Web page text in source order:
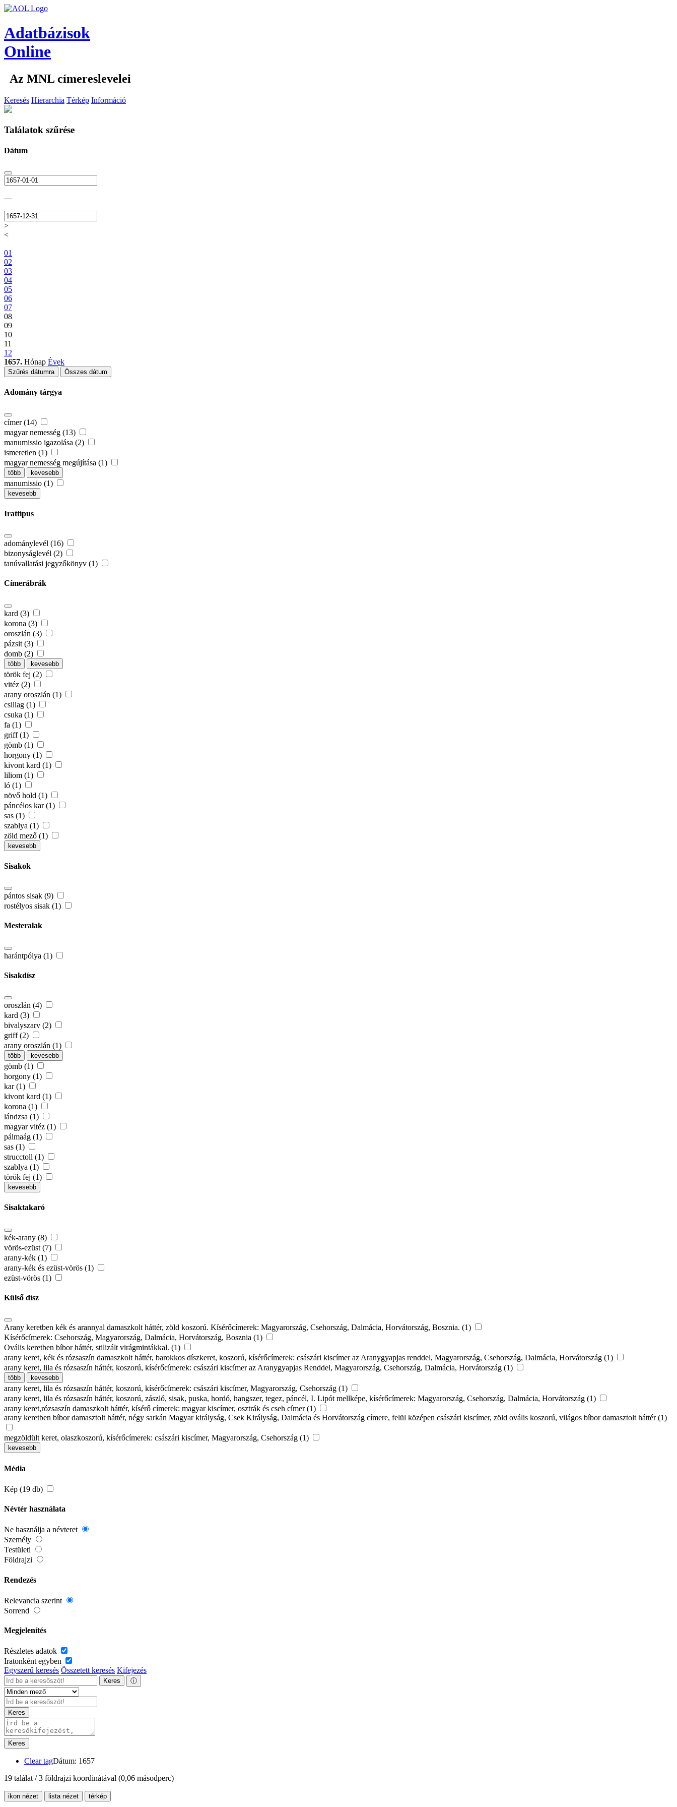
Adatbázisok
Online
Az MNL címereslevelei
Keresés Hierarchia Térkép Információ
Találatok szűrése
Dátum
—
>
<
01
02
03
04
05
06
07
08
09
10
11
12
1657. Hónap Évek
Szűrés dátumra Összes dátum
Adomány tárgya
címer (14)
magyar nemesség (13)
manumissio igazolása (2)
ismeretlen (1)
magyar nemesség megújítása (1)
több kevesebb
manumissio (1)
kevesebb
Irattípus
adománylevél (16)
bizonyságlevél (2)
tanúvallatási jegyzőkönyv (1)
Címerábrák
kard (3)
korona (3)
oroszlán (3)
pázsit (3)
domb (2)
több kevesebb
török fej (2)
vitéz (2)
arany oroszlán (1)
csillag (1)
csuka (1)
fa (1)
griff (1)
gömb (1)
horgony (1)
kivont kard (1)
liliom (1)
ló (1)
növő hold (1)
páncélos kar (1)
sas (1)
szablya (1)
zöld mező (1)
kevesebb
Sisakok
pántos sisak (9)
rostélyos sisak (1)
Mesteralak
harántpólya (1)
Sisakdísz
oroszlán (4)
kard (3)
bivalyszarv (2)
griff (2)
arany oroszlán (1)
több kevesebb
gömb (1)
horgony (1)
kar (1)
kivont kard (1)
korona (1)
lándzsa (1)
magyar vitéz (1)
pálmaág (1)
sas (1)
strucctoll (1)
szablya (1)
török fej (1)
kevesebb
Sisaktakaró
kék-arany (8)
vörös-ezüst (7)
arany-kék (1)
arany-kék és ezüst-vörös (1)
ezüst-vörös (1)
Külső dísz
Arany keretben kék és arannyal damaszkolt háttér, zöld koszorú. Kísérőcímerek: Magyarország, Csehország, Dalmácia, Horvátország, Bosznia. (1)
Kísérőcímerek: Csehország, Magyarország, Dalmácia, Horvátország, Bosznia (1)
Ovális keretben bíbor háttér, stilizált virágmintákkal. (1)
arany keret, kék és rózsaszín damaszkolt háttér, barokkos díszkeret, koszorú, kísérőcímerek: császári kiscímer az Aranygyapjas renddel, Magyarország, Csehország, Dalmácia, Horvátország (1)
arany keret, lila és rózsaszín háttér, koszorú, kísérőcímerek: császári kiscímer az Aranygyapjas Renddel, Magyarország, Csehország, Dalmácia, Horvátország (1)
több kevesebb
arany keret, lila és rózsaszín háttér, koszorú, kísérőcímerek: császári kiscímer, Magyarország, Csehország (1)
arany keret, lila és rózsaszín háttér, koszorú, zászló, sisak, puska, hordó, hangszer, tegez, páncél, I. Lipót mellképe, kísérőcímerek: Magyarország, Csehország, Dalmácia, Horvátország (1)
arany keret,rózsaszín damaszkolt háttér, kísérő címerek: magyar kiscímer, osztrák és cseh címer (1)
arany keretben bíbor damasztolt háttér, négy sarkán Magyar királyság, Csek Királyság, Dalmácia és Horvátország címere, felül középen császári kiscímer, zöld ovális koszorú, világos bíbor damasztolt háttér (1)
megzöldült keret, olaszkoszorú, kísérőcímerek: császári kiscímer, Magyarország, Csehország (1)
kevesebb
Média
Kép (19 db)
Névtér használata
Ne használja a névteret
Személy
Testületi
Földrajzi
Rendezés
Relevancia szerint
Sorrend
Megjelenítés
Részletes adatok
Iratonként egyben
Egyszerű keresés Összetett keresés Kifejezés
Keres ⓘ
Keres
Keres
Clear tagDátum: 1657
19 találat / 3 földrajzi koordinátával (0,06 másodperc)
ikon nézet lista nézet térkép